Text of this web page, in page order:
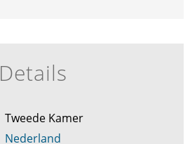
Details
Tweede Kamer
Nederland